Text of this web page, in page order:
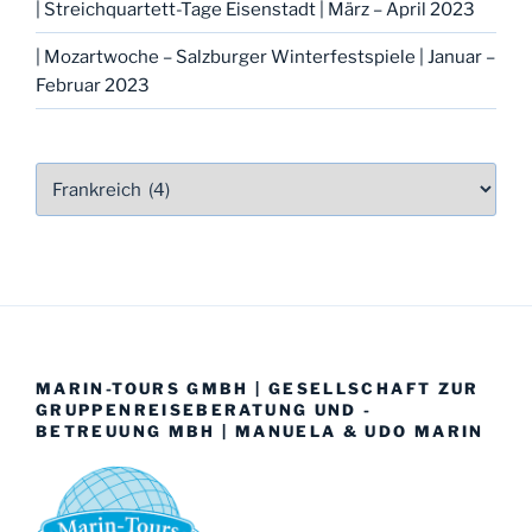
| Streichquartett-Tage Eisenstadt | März – April 2023
| Mozartwoche – Salzburger Winterfestspiele | Januar –
Februar 2023
MARIN-TOURS GMBH | GESELLSCHAFT ZUR
GRUPPENREISEBERATUNG UND -
BETREUUNG MBH | MANUELA & UDO MARIN